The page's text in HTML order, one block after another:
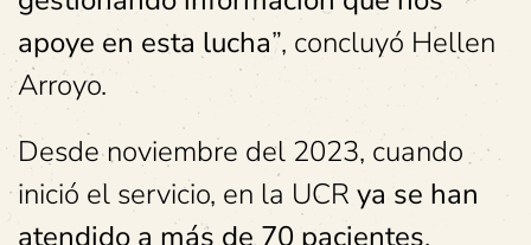
apoye en esta lucha”, concluyó Hellen
Arroyo.
Desde noviembre del 2023, cuando
inició el servicio, en la UCR ya se han
atendido a más de 70 pacientes.